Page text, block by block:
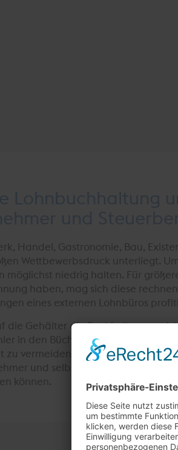
Handel, Gastronomie, Bau,
Wettbewerbsdruck unterliegt.
möglichst niedrig halten. Für
haben, mag sich diese
eines externen Lohnbüros
die Gehälter die Buchhaltung und
in den Büchern, falsche
zu vermeiden, ist eine hohe, stets
und selbst dessen Büro- und
können.